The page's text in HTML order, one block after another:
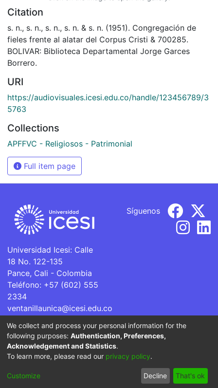
Citation
s. n., s. n., s. n., s. n. & s. n. (1951). Congregación de
fieles frente al alatar del Corpus Cristi & 700285.
BOLIVAR: Biblioteca Departamental Jorge Garces
Borrero.
URI
https://audiovisuales.icesi.edu.co/handle/123456789/3
5763
Collections
APFFVC - Religiosos - Patrimonial
Full item page
Universidad Icesi: Calle
18 No. 122-135
Pance, Cali - Colombia
Teléfono: +57 (602) 555
2334
ventanillaunica@icesi.edu.co
Síguenos
La Universidad Icesi es una Institución de Educación
Superior que se encuentra sujeta a inspección y vigilancia
por parte del Ministerio de Educación Nacional.
Cookie
End User
Agreement
Send
Feedback
We collect and process your personal information for the
following purposes: Authentication, Preferences,
Acknowledgement and Statistics.
To learn more, please read our privacy policy.
Customize Decline That's ok